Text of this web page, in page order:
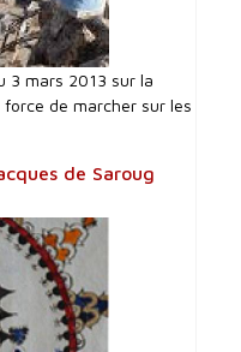
3 mars 2013 sur la
de marcher sur les
de Saroug